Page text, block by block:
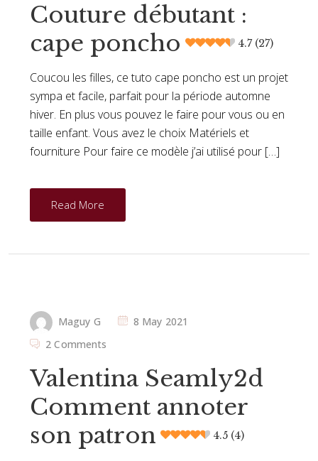
Couture débutant :
cape poncho
4.7 (27)
Coucou les filles, ce tuto cape poncho est un projet
sympa et facile, parfait pour la période automne
hiver. En plus vous pouvez le faire pour vous ou en
taille enfant. Vous avez le choix Matériels et
fourniture Pour faire ce modèle j’ai utilisé pour […]
Read More
Maguy G
8 May 2021
2 Comments
Valentina Seamly2d
Comment annoter
son patron
4.5 (4)